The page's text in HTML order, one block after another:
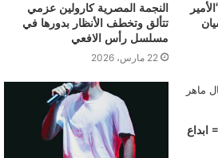
النجمة المصرية كارولين عزمي
تتألق وتخطف الأنظار بدورها في
مسلسل رأس الافعي
22 مارس، 2026
ابداع